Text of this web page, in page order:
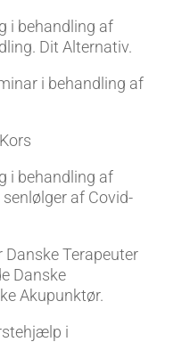
i behandling af
Dit Alternativ.
i behandling af
i behandling af
af Covid-
Terapeuter
Danske
Akupunktør.
i